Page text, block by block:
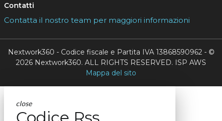
Contatti
Contatta il nostro team per maggiori informazioni
Nextwork360 - Codice fiscale e Partita IVA 13868590962 - ©
2026 Nextwork360. ALL RIGHTS RESERVED. ISP AWS
Mappa del sito
close